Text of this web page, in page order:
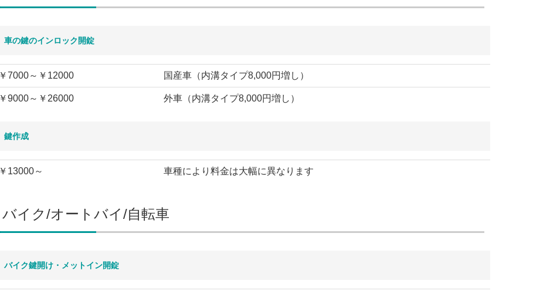
車の鍵のインロック開錠
￥7000～￥12000 国産車（内溝タイプ8,000円増し）
￥9000～￥26000 外車（内溝タイプ8,000円増し）
鍵作成
￥13000～ 車種により料金は大幅に異なります
バイク/オートバイ/自転車
バイク鍵開け・メットイン開錠